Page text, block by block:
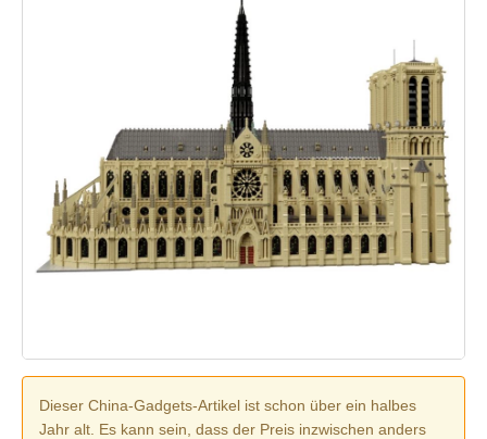
Dieser China-Gadgets-Artikel ist schon über ein halbes
Jahr alt. Es kann sein, dass der Preis inzwischen anders